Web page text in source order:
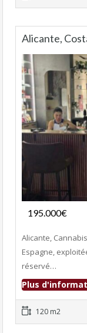
Alicante,
195.000€
Alicante,
Espagne,
réservé…
Plus
120 m2